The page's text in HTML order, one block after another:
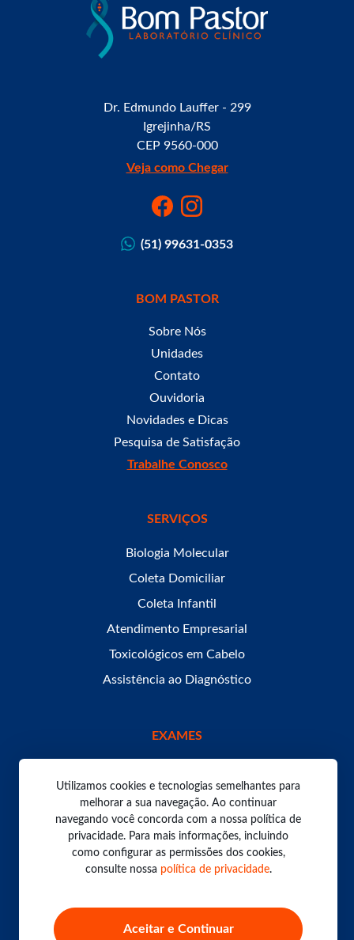
Dr. Edmundo Lauffer - 299
Igrejinha/RS
CEP 9560-000
Veja como Chegar
(51) 99631-0353
BOM PASTOR
Sobre Nós
Unidades
Contato
Ouvidoria
Novidades e Dicas
Pesquisa de Satisfação
Trabalhe Conosco
SERVIÇOS
Biologia Molecular
Coleta Domiciliar
Coleta Infantil
Atendimento Empresarial
Toxicológicos em Cabelo
Assistência ao Diagnóstico
EXAMES
Todos os direitos reservados. Laboratório Bom Pastor
2026.
Política de Privacidade
Utilizamos cookies e tecnologias semelhantes para
melhorar a sua navegação. Ao continuar
navegando você concorda com a nossa política de
privacidade. Para mais informações, incluindo
como configurar as permissões dos cookies,
consulte nossa política de privacidade.
Aceitar e Continuar